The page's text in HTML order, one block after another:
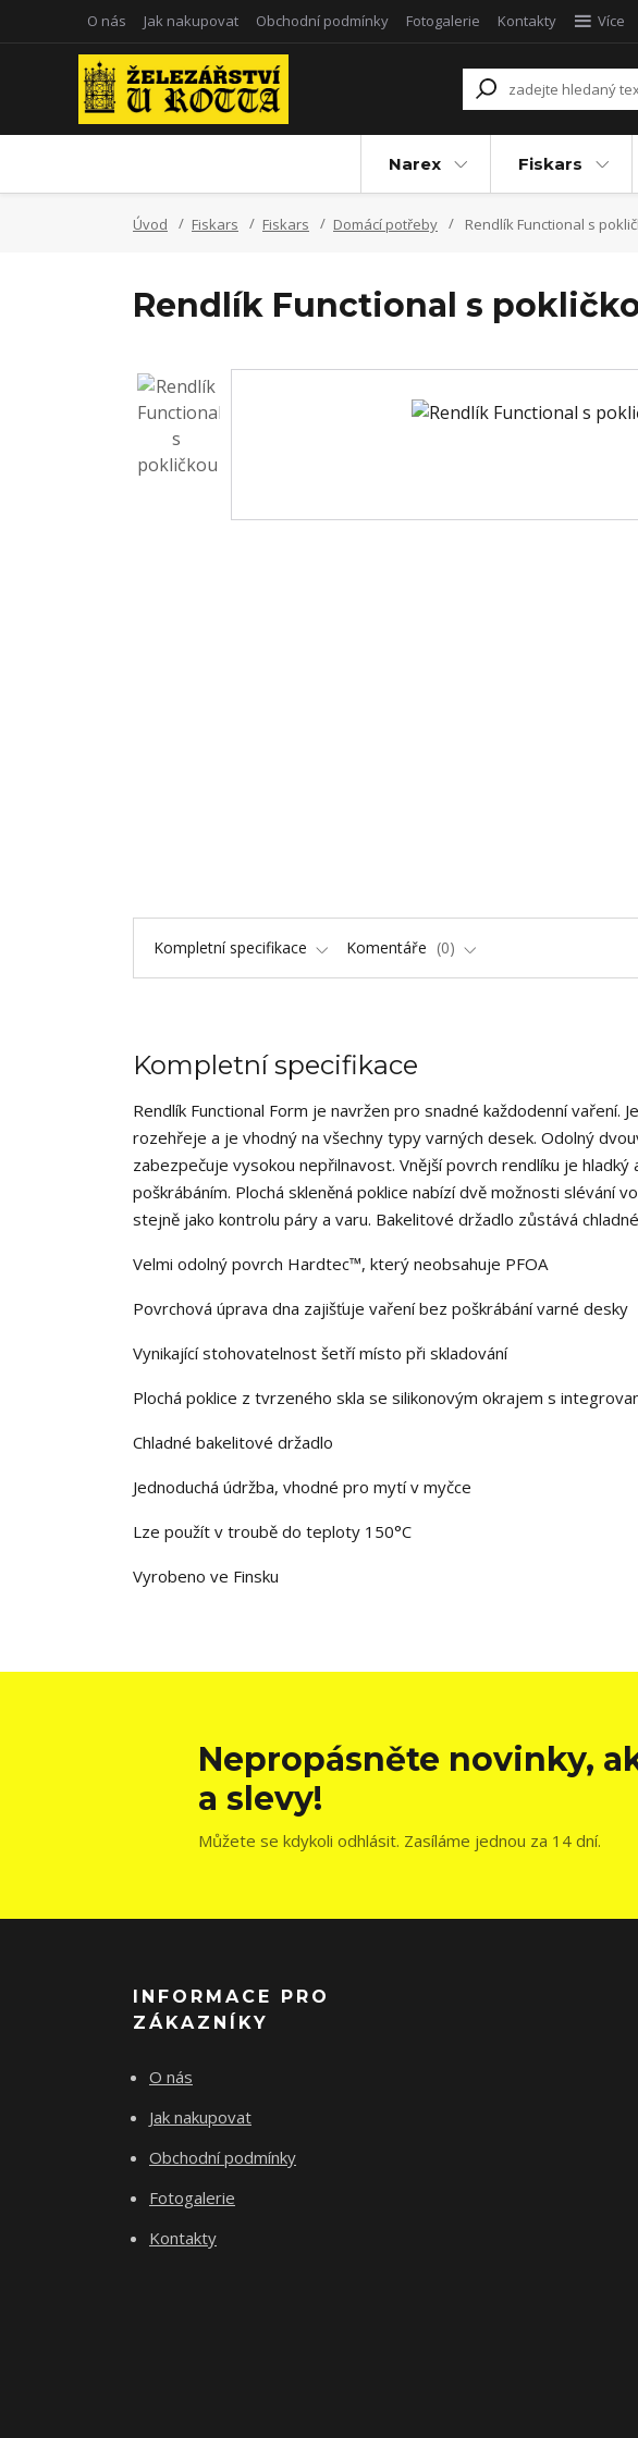
O nás Jak nakupovat Obchodní podmínky Fotogalerie Kontakty Více
Narex Fiskars
Úvod Fiskars Fiskars Domácí potřeby Rendlík Functional s
Rendlík Functional s
Kompletní specifikace Komentáře 0
Kompletní specifikace
Rendlík Functional Form je navržen pro snadné každodenní vaření.
rozehřeje a je vhodný na všechny typy varných desek. Odolný
zabezpečuje vysokou nepřilnavost. Vnější povrch rendlíku je
poškrábáním. Plochá skleněná poklice nabízí dvě možnosti slévání
stejně jako kontrolu páry a varu. Bakelitové držadlo zůstává
Velmi odolný povrch Hardtec™, který neobsahuje PFOA
Povrchová úprava dna zajišťuje vaření bez poškrábání varné desky
Vynikající stohovatelnost šetří místo při skladování
Plochá poklice z tvrzeného skla se silikonovým okrajem s
Chladné bakelitové držadlo
Jednoduchá údržba, vhodné pro mytí v myčce
Lze použít v troubě do teploty 150°C
Vyrobeno ve Finsku
Nepropásněte novinky,
a slevy!
Můžete se kdykoli odhlásit. Zasíláme jednou za 14 dní.
INFORMACE PRO
ZÁKAZNÍKY
O nás
Jak nakupovat
Obchodní podmínky
Fotogalerie
Kontakty